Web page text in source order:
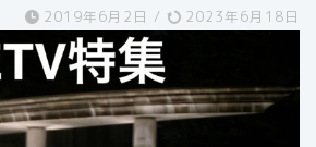
2019年6月2日 / 2023年6月18日